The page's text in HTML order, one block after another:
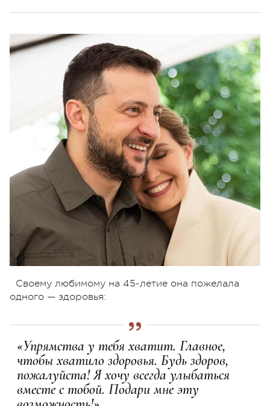
Своему любимому на 45-летие она пожелала
одного — здоровья:
«Упрямства у тебя хватит. Главное,
чтобы хватило здоровья. Будь здоров,
пожалуйста! Я хочу всегда улыбаться
вместе с тобой. Подари мне эту